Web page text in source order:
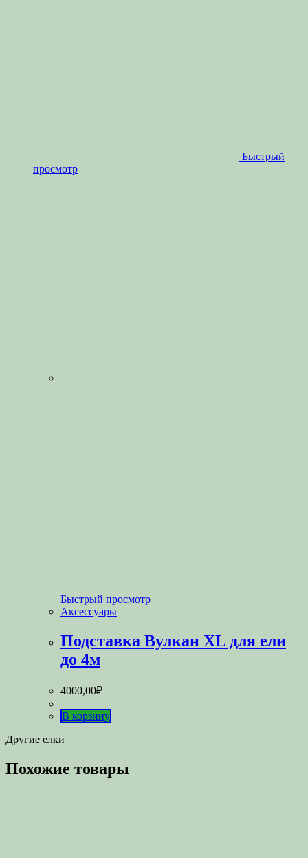
Быстрый
просмотр
Быстрый просмотр
Аксессуары
Подставка Вулкан XL для ели
до 4м
4000,00₽
В корзину
Другие елки
Похожие товары